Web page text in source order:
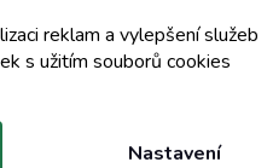
reklam a vylepšení služeb
s užitím souborů cookies
Nastavení
108,59 Kč (-54%)